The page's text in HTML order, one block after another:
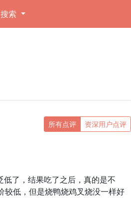
搜索
所有点评 资深用户点评
了，结果吃了之后，真的是不
较低，但是烧鸭烧鸡叉烧没一样好